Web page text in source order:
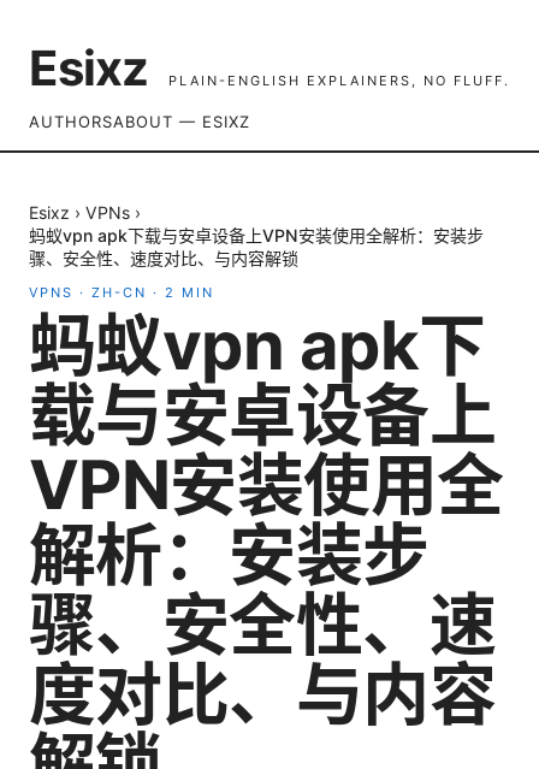
Esixz PLAIN-ENGLISH EXPLAINERS, NO FLUFF.
AUTHORSABOUT — ESIXZ
Esixz › VPNs ›
蚂蚁vpn apk下载与安卓设备上VPN安装使用全解析：安装步
骤、安全性、速度对比、与内容解锁
VPNS · ZH-CN · 2 MIN
蚂蚁vpn apk下
载与安卓设备上
VPN安装使用全
解析：安装步
骤、安全性、速
度对比、与内容